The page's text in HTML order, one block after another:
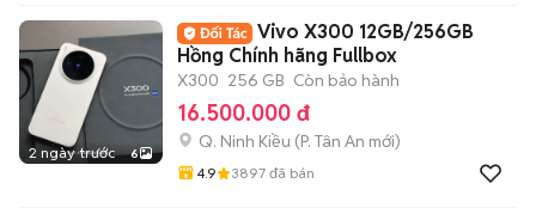
2 ngày trước 6
Vivo X300 12GB/256GB
Hồng Chính hãng Fullbox
X300 256 GB Còn bảo hành
16.500.000 đ
Q. Ninh Kiều (P. Tân An mới)
4.9 3897 đã bán